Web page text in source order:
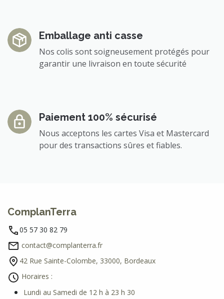
Emballage anti casse
Nos colis sont soigneusement protégés pour
garantir une livraison en toute sécurité
Paiement 100% sécurisé
Nous acceptons les cartes Visa et Mastercard
pour des transactions sûres et fiables.
ComplanTerra
05 57 30 82 79
contact@complanterra.fr
42 Rue Sainte-Colombe, 33000, Bordeaux
Horaires :
Lundi au Samedi de 12 h à 23 h 30